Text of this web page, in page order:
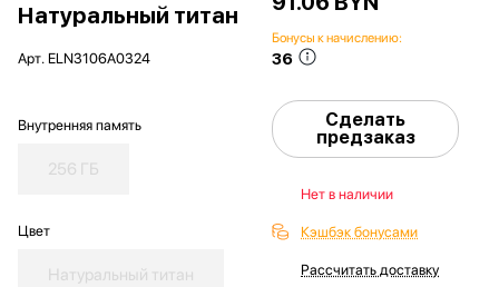
Натуральный титан
Арт. ELN3106A0324
Внутренняя память
256 ГБ
Цвет
Натуральный титан
Бонусы к начислению:
36
Сделать
предзаказ
Нет в наличии
Кэшбэк бонусами
Рассчитать доставку